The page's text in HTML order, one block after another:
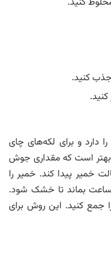
کنید.
و برای لکه‌های چای
بهتر است که مقداری جوش
خمیر پیدا کند. خمیر را
ساعت بماند تا خشک شود.
جمع کنید. این روش برای